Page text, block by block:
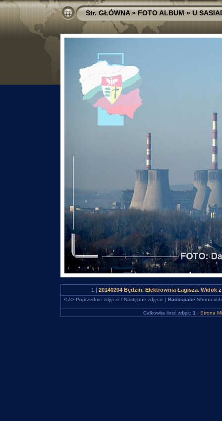
Str. GŁÓWNA»FOTO ALBUM»U
1 | 20140204 Będzin. Elektrownia Łagisza.
<-/->Poprzednie zdjęcie / Następne zdjęcie | Backspace Strona
Całkowita ilość zdjęć: 1 | Strona